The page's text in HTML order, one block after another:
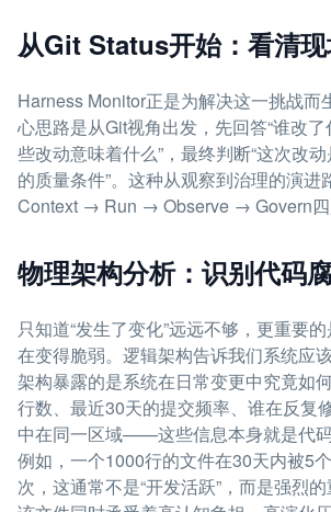
从Git Status开始：看清
Harness Monitor正是为解决这一挑战而
心思路是从Git视角出发，先回答“谁改了
些改动意味着什么”，最终判断“这次改
的质量条件”。这种从观察到治理的演进
Context → Run → Observe → Govern四
物理架构分析：识别代码
只知道“发生了变化”远远不够，更重要
在变得脆弱。逻辑架构告诉我们系统应
架构暴露的是系统在日常变更中究竟如
行数、最近30天的提交频率、谁在反复
中在同一区域——这些信息本身就是代码
例如，一个1000行的文件在30天内被5
次，这通常不是“开发活跃”，而是强烈